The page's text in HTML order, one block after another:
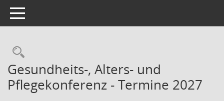
Toggle navigation
Rechercheauswahl
Gesundheits-, Alters- und
Pflegekonferenz - Termine 2027